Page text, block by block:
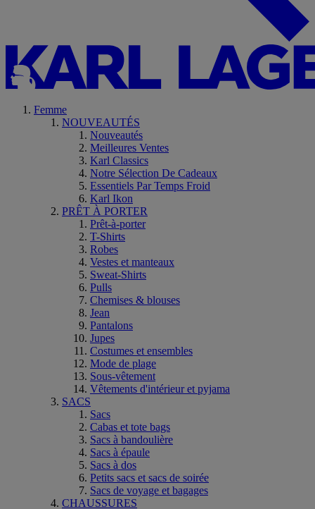
Femme
NOUVEAUTÉS
Nouveautés
Meilleures Ventes
Karl Classics
Notre Sélection De Cadeaux
Essentiels Par Temps Froid
Karl Ikon
PRÊT À PORTER
Prêt-à-porter
T-Shirts
Robes
Vestes et manteaux
Sweat-Shirts
Pulls
Chemises & blouses
Jean
Pantalons
Jupes
Costumes et ensembles
Mode de plage
Sous-vêtement
Vêtements d'intérieur et pyjama
SACS
Sacs
Cabas et tote bags
Sacs à bandoulière
Sacs à épaule
Sacs à dos
Petits sacs et sacs de soirée
Sacs de voyage et bagages
CHAUSSURES